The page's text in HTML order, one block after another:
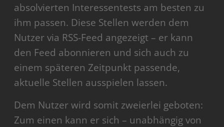
absolvierten Interessentests am besten zu
ihm passen. Diese Stellen werden dem
Nutzer via RSS-Feed angezeigt – er kann
den Feed abonnieren und sich auch zu
einem späteren Zeitpunkt passende,
aktuelle Stellen ausspielen lassen.
Dem Nutzer wird somit zweierlei geboten:
Zum einen kann er sich – unabhängig von